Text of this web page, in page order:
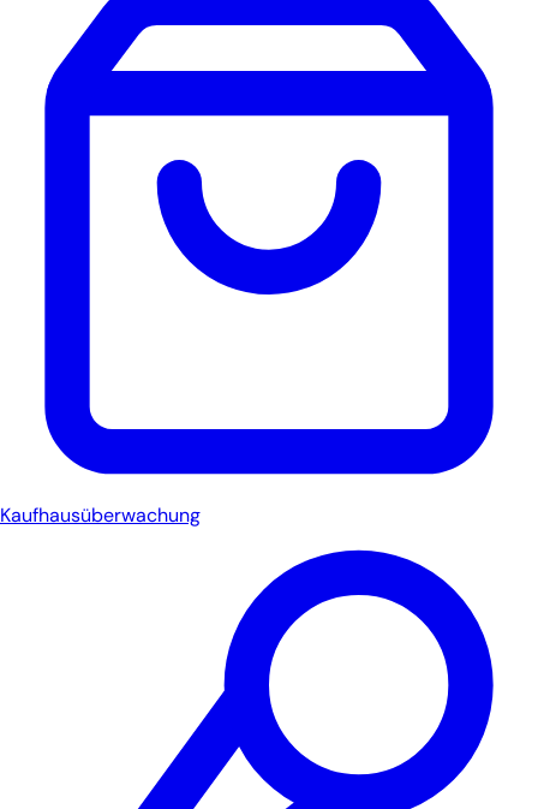
Kaufhausüberwachung